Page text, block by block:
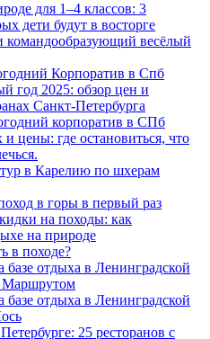
для 1–4 классов: 3
дети будут в восторге
командообразующий весёлый
Корпоратив в Спб
год 2025: обзор цен и
Санкт-Петербурга
корпоратив в СПб
цены: где остановиться, что
в Карелию по шхерам
в горы в первый раз
на походы: как
на природе
в походе?
отдыха в Ленинградской
Маршрутом
отдыха в Ленинградской
25 ресторанов с